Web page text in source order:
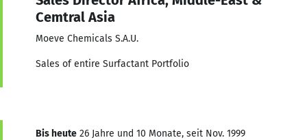
Cemtral Asia
Moeve Chemicals S.A.U.
Sales of entire Surfactant Portfolio
Bis heute 26 Jahre und 10 Monate, seit Nov. 1999